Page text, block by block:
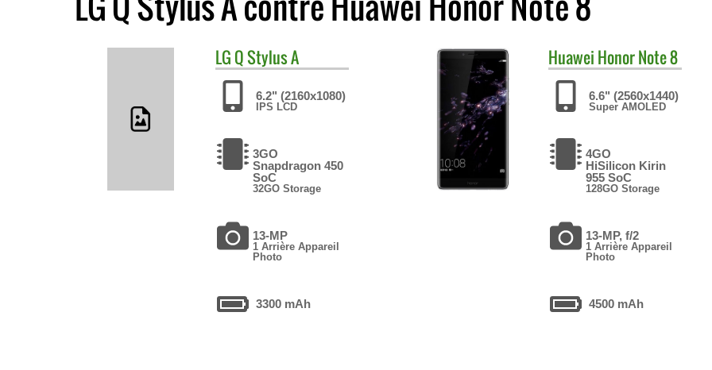
LG Q Stylus A
6.2" (2160x1080)
IPS LCD
3GO
Snapdragon 450
SoC
32GO Storage
13-MP
1 Arrière Appareil
Photo
3300 mAh
Huawei Honor Note 8
6.6" (2560x1440)
Super AMOLED
4GO
HiSilicon Kirin
955 SoC
128GO Storage
13-MP, f/2
1 Arrière Appareil
Photo
4500 mAh